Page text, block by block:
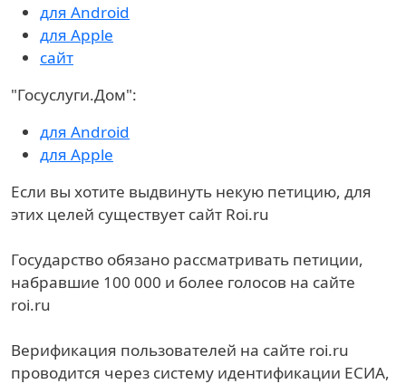
для Android
для Apple
сайт
"Госуслуги.Дом":
для Android
для Apple
Если вы хотите выдвинуть некую петицию, для
этих целей существует сайт Roi.ru
Государство обязано рассматривать петиции,
набравшие 100 000 и более голосов на сайте
roi.ru
Верификация пользователей на сайте roi.ru
проводится через систему идентификации ЕСИА,